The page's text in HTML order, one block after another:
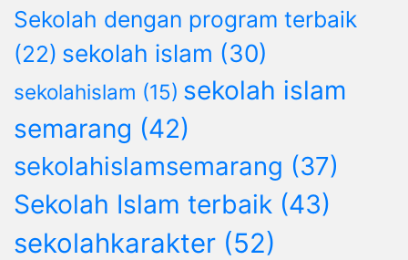
Sekolah dengan program terbaik
(22) sekolah islam (30)
sekolahislam (15) sekolah islam
semarang (42)
sekolahislamsemarang (37)
Sekolah Islam terbaik (43)
sekolahkarakter (52)